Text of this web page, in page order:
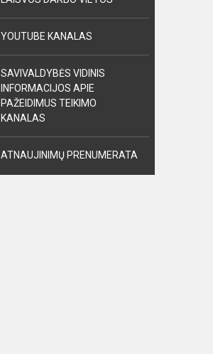
YOUTUBE KANALAS
SAVIVALDYBĖS VIDINIS
INFORMACIJOS APIE
PAŽEIDIMUS TEIKIMO
KANALAS
ATNAUJINIMŲ PRENUMERATA